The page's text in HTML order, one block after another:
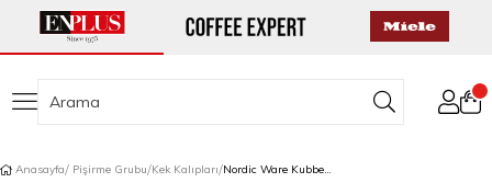
Anasayfa Pişirme Grubu Kek Kalıpları Nordic Ware Kubbeli Katedral Bundt Kek Kalıbı 24 cm